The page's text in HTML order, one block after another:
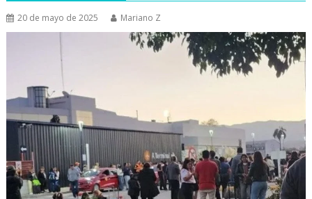
20 de mayo de 2025 Mariano Z